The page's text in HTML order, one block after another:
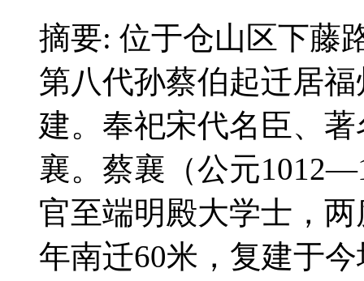
摘要: 位于仓山区下藤
第八代孙蔡伯起迁居
建。奉祀宋代名臣、
襄。蔡襄（公元
官至端明殿大学士，
年南迁60米，复建于